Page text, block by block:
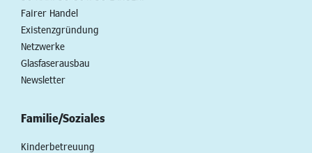
Fairer Handel
Existenzgründung
Netzwerke
Glasfaserausbau
Newsletter
Familie/Soziales
Kinderbetreuung